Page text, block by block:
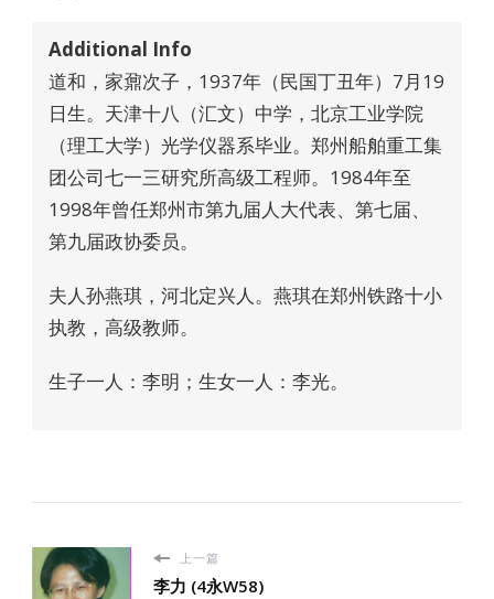
Additional Info
道和，家鼐次子，1937年（民国丁丑年）7月19
日生。天津十八（汇文）中学，北京工业学院
（理工大学）光学仪器系毕业。郑州船舶重工集
团公司七一三研究所高级工程师。1984年至
1998年曾任郑州市第九届人大代表、第七届、
第九届政协委员。
夫人孙燕琪，河北定兴人。燕琪在郑州铁路十小
执教，高级教师。
生子一人：李明；生女一人：李光。
上一篇
李力 (4永W58)